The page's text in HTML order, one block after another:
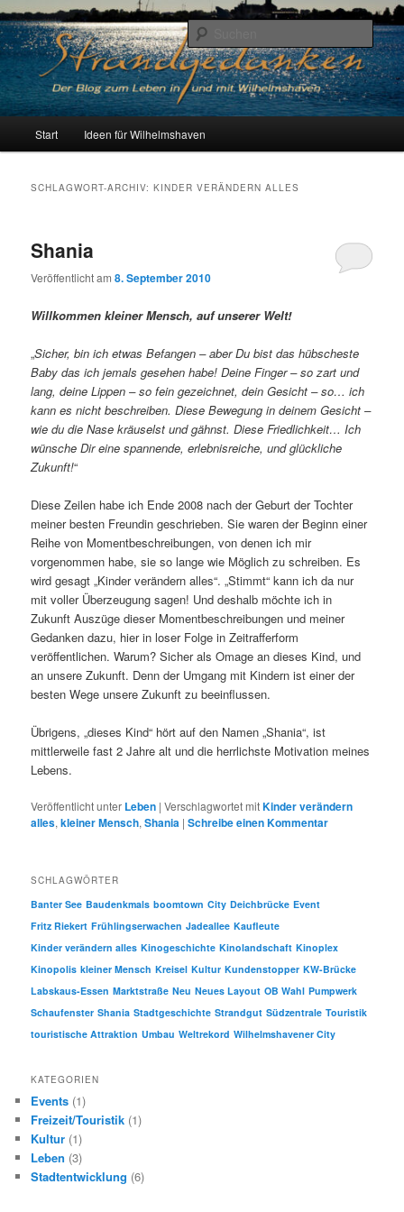
Zum
primären
Inhalt
springen
Zum
sekundären
Inhalt
springenStrandgedanken
Der Blog zum Leben in Wilhelmshaven
Start Ideen für Wilhelmshaven
SCHLAGWORT-ARCHIV:KINDER VERÄNDERN ALLES
Shania
Veröffentlicht am8. September 2010
Willkommen kleiner Mensch, auf unserer Welt!
„Sicher, bin ich etwas Befangen – aber Du bist das hübscheste
Baby das ich jemals gesehen habe! Deine Finger – so zart und
lang, deine Lippen – so fein gezeichnet, dein Gesicht – so… ich
kann es nicht beschreiben. Diese Bewegung in deinem Gesicht –
wie du die Nase kräuselst und gähnst. Diese Friedlichkeit… Ich
wünsche Dir eine spannende, erlebnisreiche, und glückliche
Zukunft!“
Diese Zeilen habe ich Ende 2008 nach der Geburt der Tochter
meiner besten Freundin geschrieben. Sie waren der Beginn einer
Reihe von Momentbeschreibungen, von denen ich mir
vorgenommen habe, sie so lange wie Möglich zu schreiben. Es
wird gesagt „Kinder verändern alles“. „Stimmt“ kann ich da nur
mit voller Überzeugung sagen! Und deshalb möchte ich in
Zukunft Auszüge dieser Momentbeschreibungen und meiner
Gedanken dazu, hier in loser Folge in Zeitrafferform
veröffentlichen. Warum? Sicher als Omage an dieses Kind, und
an unsere Zukunft. Denn der Umgang mit Kindern ist einer der
besten Wege unsere Zukunft zu beeinflussen.
Übrigens, „dieses Kind“ hört auf den Namen „Shania“, ist
mittlerweile fast 2 Jahre alt und die herrlichste Motivation meines
Lebens.
Veröffentlicht unter Leben |Verschlagwortet mitKinder verändern
alles,kleiner Mensch,Shania |Schreibe einen Kommentar
SCHLAGWÖRTER
Banter See Baudenkmals boomtown City Deichbrücke Event
Fritz Riekert Frühlingserwachen Jadeallee Kaufleute
Kinder verändern alles Kinogeschichte Kinolandschaft Kinoplex
Kinopolis kleiner Mensch Kreisel Kultur Kundenstopper KW-Brücke
Labskaus-Essen Marktstraße Neu Neues Layout OB Wahl Pumpwerk
Schaufenster Shania Stadtgeschichte Strandgut Südzentrale Touristik
touristische Attraktion Umbau Weltrekord Wilhelmshavener City
KATEGORIEN
Events (1)
Freizeit/Touristik (1)
Kultur (1)
Leben (3)
Stadtentwicklung (6)